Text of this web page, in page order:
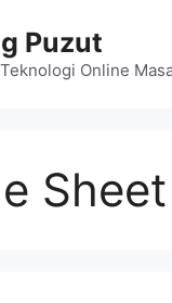
Puzut
Online
Sheet